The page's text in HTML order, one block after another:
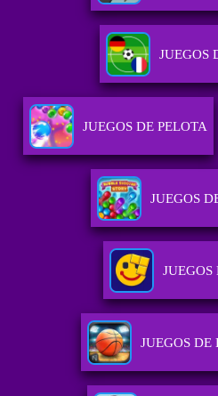
JUEGOS
JUEGOS DE PELOTA
JUEGOS
JUEGOS
JUEGOS DE